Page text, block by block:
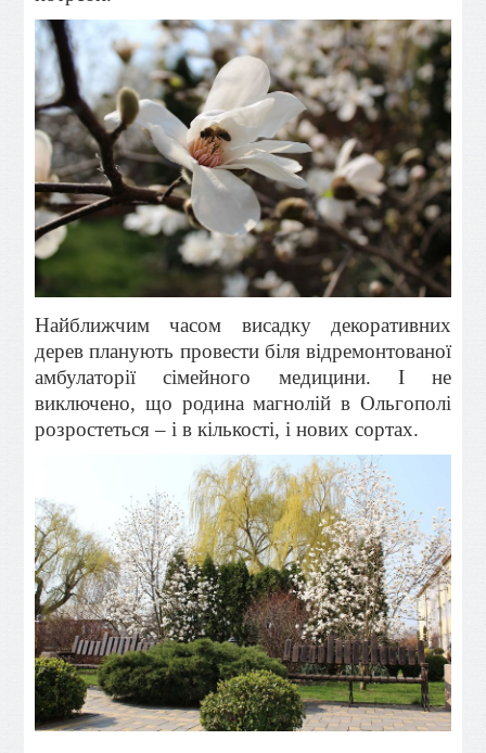
Найближчим часом висадку декоративних
дерев планують провести біля відремонтованої
амбулаторії сімейного медицини. І не
виключено, що родина магнолій в Ольгополі
розростеться – і в кількості, і нових сортах.